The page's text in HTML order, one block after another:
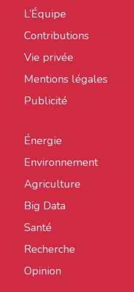
L’Équipe
Contributions
Vie privée
Mentions légales
Publicité
Énergie
Environnement
Agriculture
Big Data
Santé
Recherche
Opinion